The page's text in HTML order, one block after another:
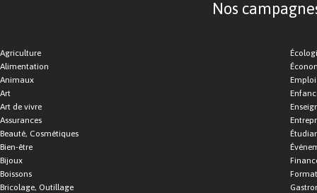
Nos
Agriculture
Alimentation
Animaux
Art
Art de vivre
Assurances
Beauté, Cosmétiques
Bien-être
Bijoux
Boissons
Bricolage, Outillage
Emploi